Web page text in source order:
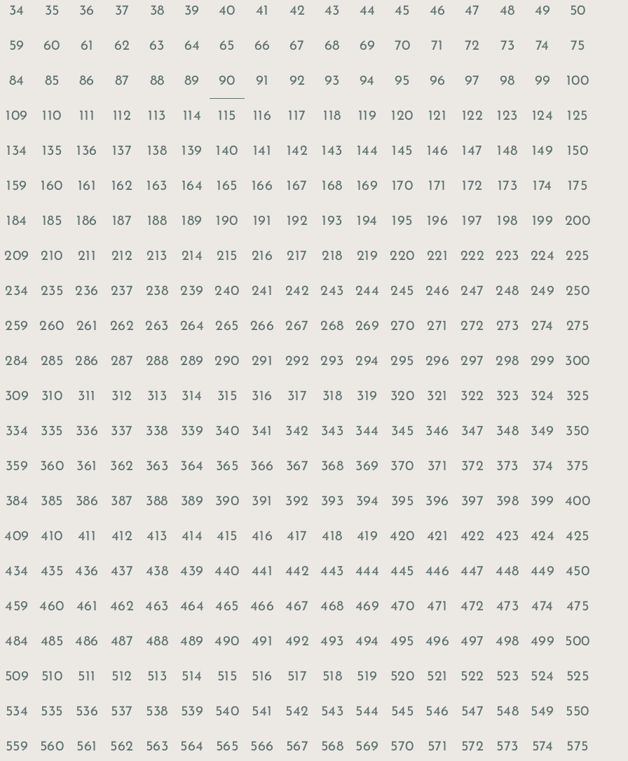
34 35 36 37 38 39 40 41 42 43 44 45 46 47 48 49 50
59 60 61 62 63 64 65 66 67 68 69 70 71 72 73 74 75
84 85 86 87 88 89 90 91 92 93 94 95 96 97 98 99 100
109 110 111 112 113 114 115 116 117 118 119 120 121 122 123 124 125
134 135 136 137 138 139 140 141 142 143 144 145 146 147 148 149 150
159 160 161 162 163 164 165 166 167 168 169 170 171 172 173 174 175
184 185 186 187 188 189 190 191 192 193 194 195 196 197 198 199 200
209 210 211 212 213 214 215 216 217 218 219 220 221 222 223 224 225
234 235 236 237 238 239 240 241 242 243 244 245 246 247 248 249 250
259 260 261 262 263 264 265 266 267 268 269 270 271 272 273 274 275
284 285 286 287 288 289 290 291 292 293 294 295 296 297 298 299 300
309 310 311 312 313 314 315 316 317 318 319 320 321 322 323 324 325
334 335 336 337 338 339 340 341 342 343 344 345 346 347 348 349 350
359 360 361 362 363 364 365 366 367 368 369 370 371 372 373 374 375
384 385 386 387 388 389 390 391 392 393 394 395 396 397 398 399 400
409 410 411 412 413 414 415 416 417 418 419 420 421 422 423 424 425
434 435 436 437 438 439 440 441 442 443 444 445 446 447 448 449 450
459 460 461 462 463 464 465 466 467 468 469 470 471 472 473 474 475
484 485 486 487 488 489 490 491 492 493 494 495 496 497 498 499 500
509 510 511 512 513 514 515 516 517 518 519 520 521 522 523 524 525
534 535 536 537 538 539 540 541 542 543 544 545 546 547 548 549 550
559 560 561 562 563 564 565 566 567 568 569 570 571 572 573 574 575